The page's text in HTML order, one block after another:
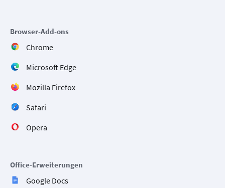
Browser-Add-ons
Chrome
Microsoft Edge
Mozilla Firefox
Safari
Opera
Office-Erweiterungen
Google Docs